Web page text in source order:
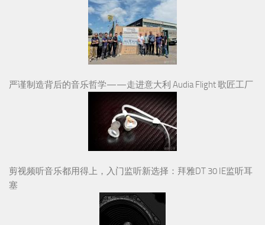
严谨制造背后的音乐哲学——走进意大利 Audia Flight 歌匠工厂
剪视频听音乐都用得上，入门监听新选择：拜雅DT 30 IE监听耳
塞